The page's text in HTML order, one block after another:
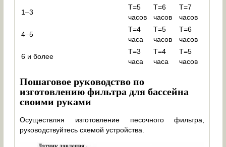
1–3
Т=5
часов
Т=6
часов
Т=7
часов
4–5
Т=4
часа
Т=5
часов
Т=6
часов
6 и более
Т=3
часа
Т=4
часа
Т=5
часов
Пошаговое руководство по
изготовлению фильтра для бассейна
своими руками
Осуществляя изготовление песочного фильтра,
руководствуйтесь схемой устройства.